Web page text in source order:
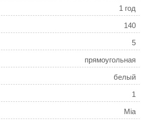
1 год
140
5
прямоугольная
белый
1
Mia